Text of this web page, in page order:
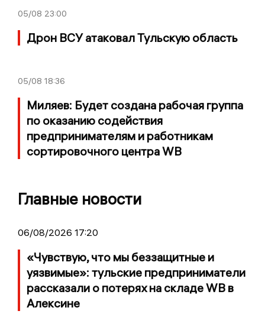
05/08 23:00
Дрон ВСУ атаковал Тульскую область
05/08 18:36
Миляев: Будет создана рабочая группа
по оказанию содействия
предпринимателям и работникам
сортировочного центра WB
Главные новости
06/08/2026 17:20
«Чувствую, что мы беззащитные и
уязвимые»: тульские предприниматели
рассказали о потерях на складе WB в
Алексине